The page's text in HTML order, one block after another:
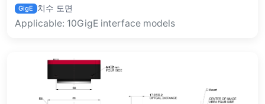
GigE 치수 도면
Applicable: 10GigE interface models